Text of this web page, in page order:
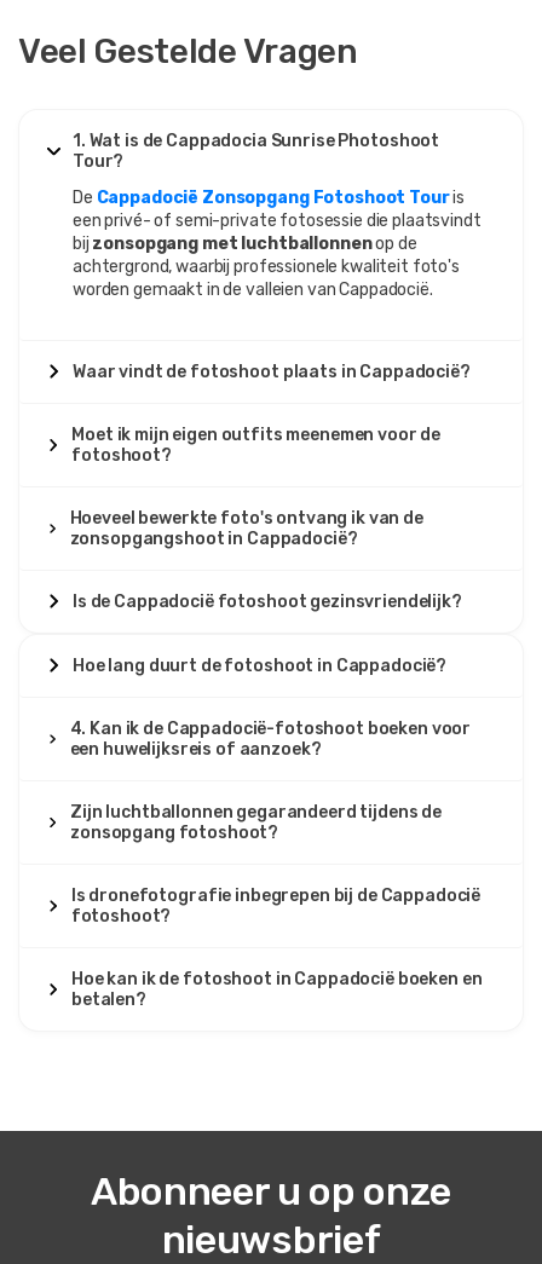
Gianna Romano
Mooie fotoshoot, maar een beetje duur.
10 augustus 2025
Imani Ncube
Helemaal geweldig, de beste foto's ooit.
KP
Katarina Popović
Cappadocië Fotoshoot Tour – Zonsopgang &
Foto's gemiddeld, verwachtte meer bewerkingen.
2 augustus 2025
Dalia Hassan
Geweldig team, prachtige foto's.
AN
Anya Novak
Cappadocië Fotoshoot Tour – Zonsopgang &
17 juli 2025
Nerea López
Cappadocië Fotoshoot Tour – Zonsopgang &
Veel Gestelde Vragen
1. Wat is de Cappadocia Sunrise Photoshoot
Tour?
De Cappadocië Zonsopgang Fotoshoot Touris
een privé- of semi-private fotosessie die plaatsvindt
bij zonsopgang met luchtballonnenop de
achtergrond, waarbij professionele kwaliteit foto's
worden gemaakt in de valleien van Cappadocië.
Waar vindt de fotoshoot plaats in Cappadocië?
Moet ik mijn eigen outfits meenemen voor de
fotoshoot?
Hoeveel bewerkte foto's ontvang ik van de
zonsopgangshoot in Cappadocië?
Is de Cappadocië fotoshoot gezinsvriendelijk?
Hoe lang duurt de fotoshoot in Cappadocië?
4. Kan ik de Cappadocië-fotoshoot boeken voor
een huwelijksreis of aanzoek?
Zijn luchtballonnen gegarandeerd tijdens de
zonsopgang fotoshoot?
Is dronefotografie inbegrepen bij de Cappadocië
fotoshoot?
Hoe kan ik de fotoshoot in Cappadocië boeken en
betalen?
Abonneer u op onze
nieuwsbrief